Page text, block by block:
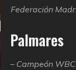
Federación
Palmares
– Campeón